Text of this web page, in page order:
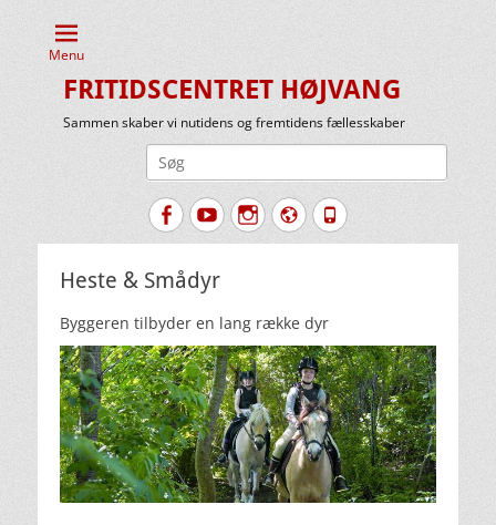
Menu
FRITIDSCENTRET HØJVANG
Sammen skaber vi nutidens og fremtidens fællesskaber
FacebookYouTubeInstagram
Website
Tlf.
Heste & Smådyr
Byggeren tilbyder en lang række dyr